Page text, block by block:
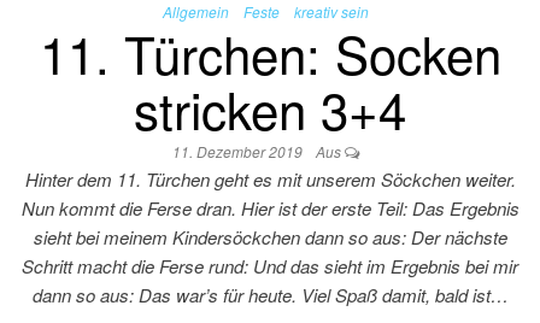
Allgemein Feste kreativ sein
11. Türchen: Socken
stricken 3+4
11. Dezember 2019 Aus
Hinter dem 11. Türchen geht es mit unserem Söckchen weiter.
Nun kommt die Ferse dran. Hier ist der erste Teil: Das Ergebnis
sieht bei meinem Kindersöckchen dann so aus: Der nächste
Schritt macht die Ferse rund: Und das sieht im Ergebnis bei mir
dann so aus: Das war’s für heute. Viel Spaß damit, bald ist…